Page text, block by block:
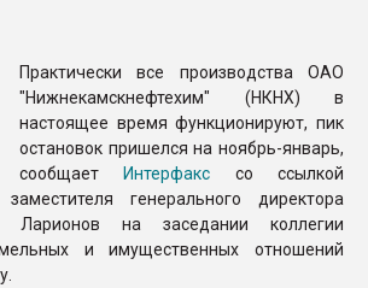
ПЕРЕЙТИ НА
Практически все производства ОАО
"Нижнекамскнефтехим" (НКНХ) в
настоящее время функционируют, пик
остановок пришелся на ноябрь-январь,
сообщаетИнтерфакс со ссылкой
генерального директора
Ларионов на заседании коллегии
и имущественных отношений